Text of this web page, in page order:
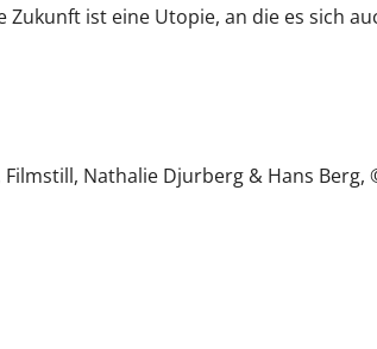
ist eine Utopie, an die es sich
Nathalie Djurberg & Hans Berg,